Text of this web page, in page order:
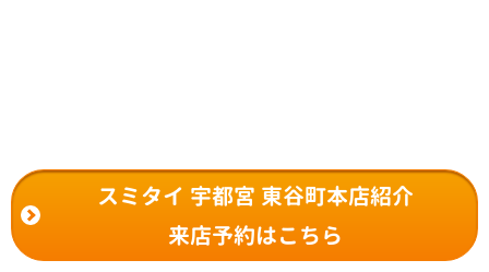
スミタイ 宇都宮 東谷町本店紹介
来店予約はこちら